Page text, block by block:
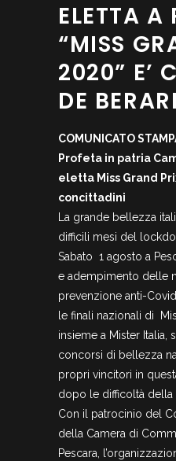
ELETTA A
“MISS
2020” E’
DE
COMUNICATO
Profeta in patria
eletta Miss Grand
concittadini
La grande bellezza
difficili mesi del
Sabato 1 agosto a
e adempimento delle
prevenzione anti-
le finali nazionali di
insieme a Mister Italia,
concorsi di bellezza
propri vincitori in
dopo le difficoltà della
Con il patrocinio del
della Camera di
Pescara,